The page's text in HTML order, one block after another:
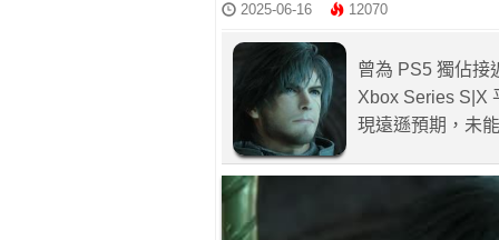
2025-06-16 12070
曾為 PS5 獨佔接
Xbox Series S|X
現遠遜預期，未